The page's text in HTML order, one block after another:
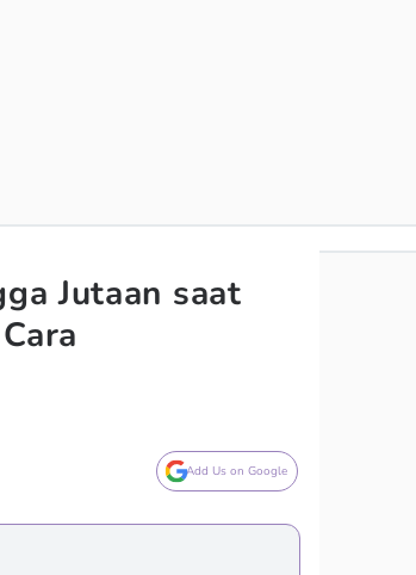
Jutaan saat
Add Us on Google